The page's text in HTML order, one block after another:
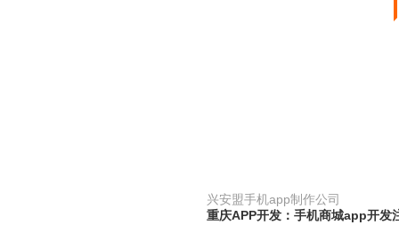
兴安盟手机app制作公司
重庆APP开发：手机商城app开发